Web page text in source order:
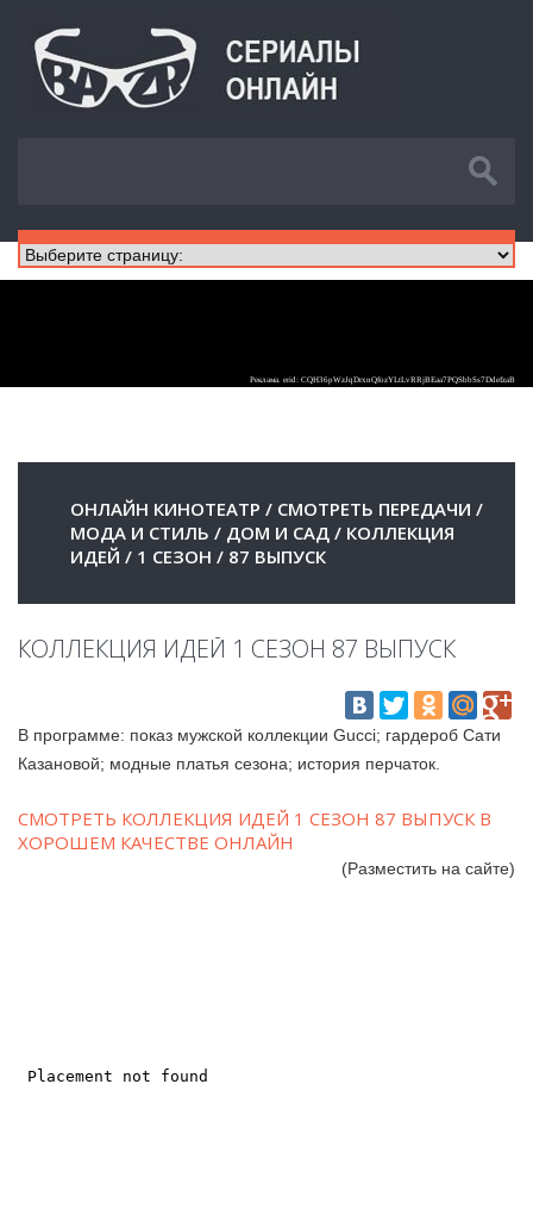
ОНЛАЙН КИНОТЕАТР / СМОТРЕТЬ ПЕРЕДАЧИ /
МОДА И СТИЛЬ / ДОМ И САД / КОЛЛЕКЦИЯ
ИДЕЙ / 1 СЕЗОН / 87 ВЫПУСК
КОЛЛЕКЦИЯ ИДЕЙ 1 СЕЗОН 87 ВЫПУСК
В программе: показ мужской коллекции Gucci; гардероб Сати
Казановой; модные платья сезона; история перчаток.
СМОТРЕТЬ КОЛЛЕКЦИЯ ИДЕЙ 1 СЕЗОН 87 ВЫПУСК В
ХОРОШЕМ КАЧЕСТВЕ ОНЛАЙН
(Разместить на сайте)